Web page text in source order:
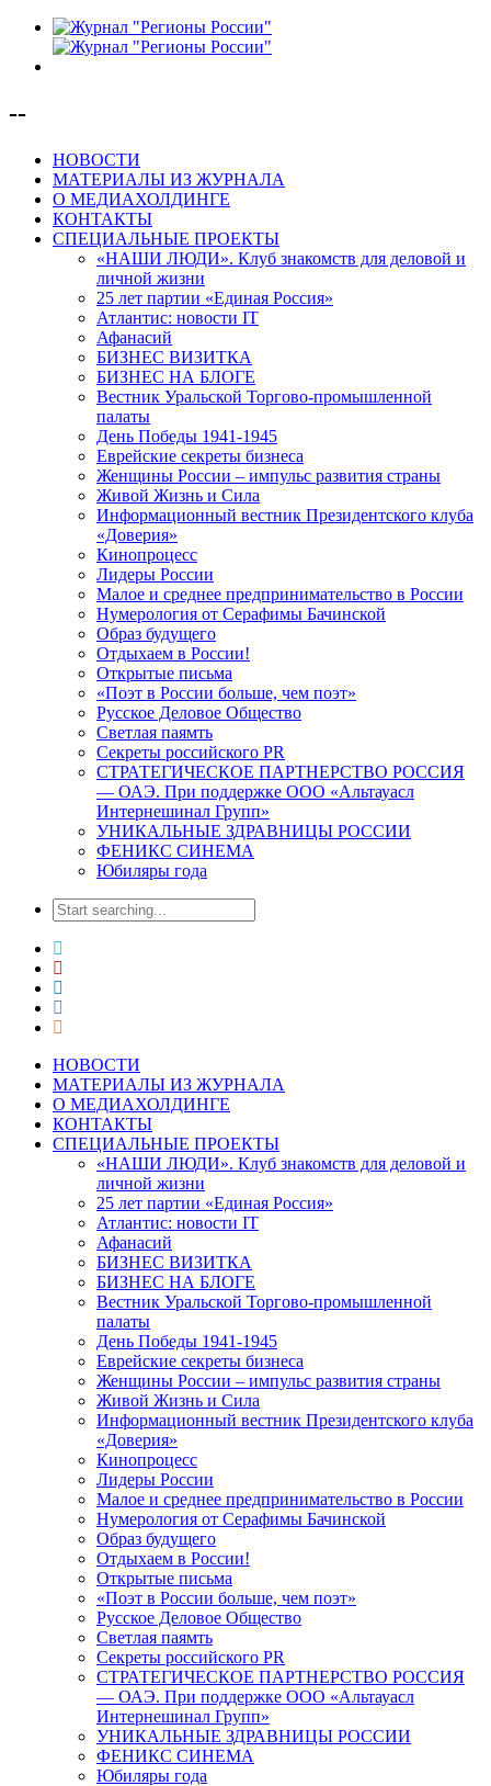
--
НОВОСТИ
МАТЕРИАЛЫ ИЗ ЖУРНАЛА
О МЕДИАХОЛДИНГЕ
КОНТАКТЫ
СПЕЦИАЛЬНЫЕ ПРОЕКТЫ
«НАШИ ЛЮДИ». Клуб знакомств для деловой и
личной жизни
25 лет партии «Единая Россия»
Атлантис: новости IT
Афанасий
БИЗНЕС ВИЗИТКА
БИЗНЕС НА БЛОГЕ
Вестник Уральской Торгово-промышленной
палаты
День Победы 1941-1945
Еврейские секреты бизнеса
Женщины России – импульс развития страны
Живой Жизнь и Сила
Информационный вестник Президентского клуба
«Доверия»
Кинопроцесс
Лидеры России
Малое и среднее предпринимательство в России
Нумерология от Серафимы Бачинской
Образ будущего
Отдыхаем в России!
Открытые письма
«Поэт в России больше, чем поэт»
Русское Деловое Общество
Светлая паямть
Секреты российского PR
СТРАТЕГИЧЕСКОЕ ПАРТНЕРСТВО РОССИЯ
— ОАЭ. При поддержке ООО «Альтауасл
Интернешинал Групп»
УНИКАЛЬНЫЕ ЗДРАВНИЦЫ РОССИИ
ФЕНИКС СИНЕМА
Юбиляры года
НОВОСТИ
МАТЕРИАЛЫ ИЗ ЖУРНАЛА
О МЕДИАХОЛДИНГЕ
КОНТАКТЫ
СПЕЦИАЛЬНЫЕ ПРОЕКТЫ
«НАШИ ЛЮДИ». Клуб знакомств для деловой и
личной жизни
25 лет партии «Единая Россия»
Атлантис: новости IT
Афанасий
БИЗНЕС ВИЗИТКА
БИЗНЕС НА БЛОГЕ
Вестник Уральской Торгово-промышленной
палаты
День Победы 1941-1945
Еврейские секреты бизнеса
Женщины России – импульс развития страны
Живой Жизнь и Сила
Информационный вестник Президентского клуба
«Доверия»
Кинопроцесс
Лидеры России
Малое и среднее предпринимательство в России
Нумерология от Серафимы Бачинской
Образ будущего
Отдыхаем в России!
Открытые письма
«Поэт в России больше, чем поэт»
Русское Деловое Общество
Светлая паямть
Секреты российского PR
СТРАТЕГИЧЕСКОЕ ПАРТНЕРСТВО РОССИЯ
— ОАЭ. При поддержке ООО «Альтауасл
Интернешинал Групп»
УНИКАЛЬНЫЕ ЗДРАВНИЦЫ РОССИИ
ФЕНИКС СИНЕМА
Юбиляры года